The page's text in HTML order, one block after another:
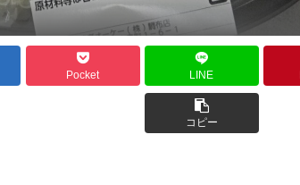
Pocket LINE
コピー